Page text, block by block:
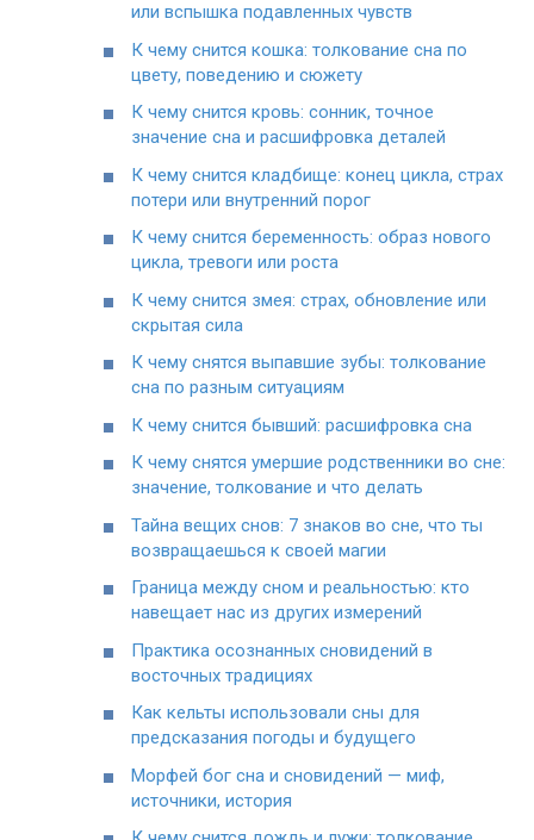
или вспышка подавленных чувств
К чему снится кошка: толкование сна по
цвету, поведению и сюжету
К чему снится кровь: сонник, точное
значение сна и расшифровка деталей
К чему снится кладбище: конец цикла, страх
потери или внутренний порог
К чему снится беременность: образ нового
цикла, тревоги или роста
К чему снится змея: страх, обновление или
скрытая сила
К чему снятся выпавшие зубы: толкование
сна по разным ситуациям
К чему снится бывший: расшифровка сна
К чему снятся умершие родственники во сне:
значение, толкование и что делать
Тайна вещих снов: 7 знаков во сне, что ты
возвращаешься к своей магии
Граница между сном и реальностью: кто
навещает нас из других измерений
Практика осознанных сновидений в
восточных традициях
Как кельты использовали сны для
предсказания погоды и будущего
Морфей бог сна и сновидений — миф,
источники, история